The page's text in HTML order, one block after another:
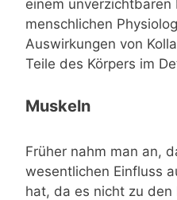
einem
menschlichen
Auswirkungen von
Teile des Körpers im
Muskeln
Früher nahm man an,
wesentlichen Einfluss
hat, da es nicht zu